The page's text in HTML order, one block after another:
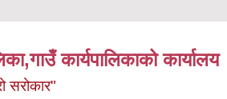
कार्यपालिकाको कार्यालय
सरोकार"